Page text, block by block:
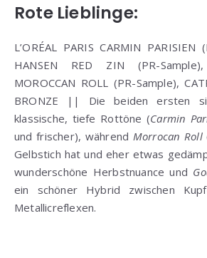
Rote Lieblinge:
L’ORÉAL PARIS CARMIN PARISIEN
HANSEN RED ZIN (PR-
MOROCCAN ROLL (PR-Sample),
BRONZE || Die beiden ersten
klassische, tiefe Rottöne (Carmin
und frischer), während Morrocan Roll
Gelbstich hat und eher etwas
wunderschöne Herbstnuance und
ein schöner Hybrid zwischen
Metallicreflexen.